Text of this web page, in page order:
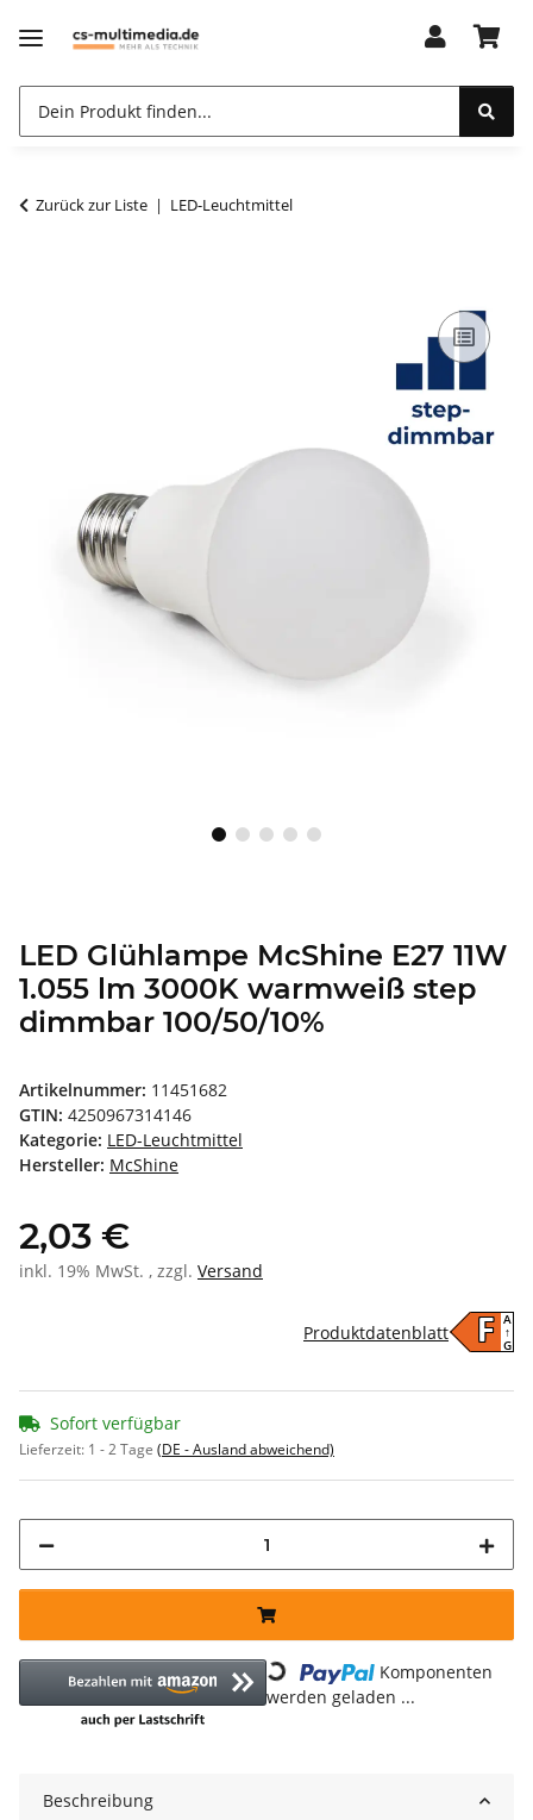
Zurück zur Liste LED-Leuchtmittel
LED Glühlampe McShine E27 11W
1.055 lm 3000K warmweiß step
dimmbar 100/50/10%
Artikelnummer: 11451682
GTIN: 4250967314146
Kategorie: LED-Leuchtmittel
Hersteller: McShine
2,03 €
inkl. 19% MwSt. , zzgl. Versand
F A
↑
G
Produktdatenblatt
Sofort verfügbar
Lieferzeit: 1 - 2 Tage (DE - Ausland abweichend)
Loading...
Komponenten
werden geladen ...
Beschreibung